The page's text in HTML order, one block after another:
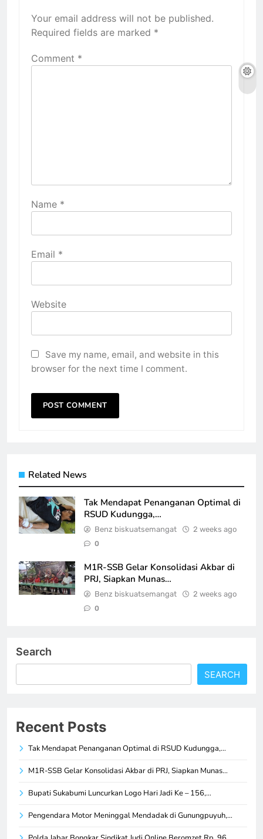
Your email address will not be published.
Required fields are marked *
Comment *
Name *
Email *
Website
Save my name, email, and website in this
browser for the next time I comment.
Related News
Tak Mendapat Penanganan Optimal di
RSUD Kudungga,…
Benz biskuatsemangat 2 weeks ago
0
M1R-SSB Gelar Konsolidasi Akbar di
PRJ, Siapkan Munas…
Benz biskuatsemangat 2 weeks ago
0
Search
SEARCH
Recent Posts
Tak Mendapat Penanganan Optimal di RSUD Kudungga,…
M1R-SSB Gelar Konsolidasi Akbar di PRJ, Siapkan Munas…
Bupati Sukabumi Luncurkan Logo Hari Jadi Ke – 156,…
Pengendara Motor Meninggal Mendadak di Gunungpuyuh,…